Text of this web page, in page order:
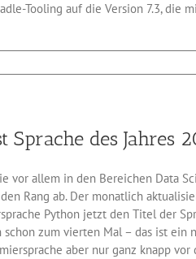
Tooling auf die Version 7.3, die
Sprache des Jahres
vor allem in den Bereichen Data
Rang ab. Der monatlich
Python jetzt den Titel der
zum vierten Mal – das ist ein
aber nur ganz knapp vor